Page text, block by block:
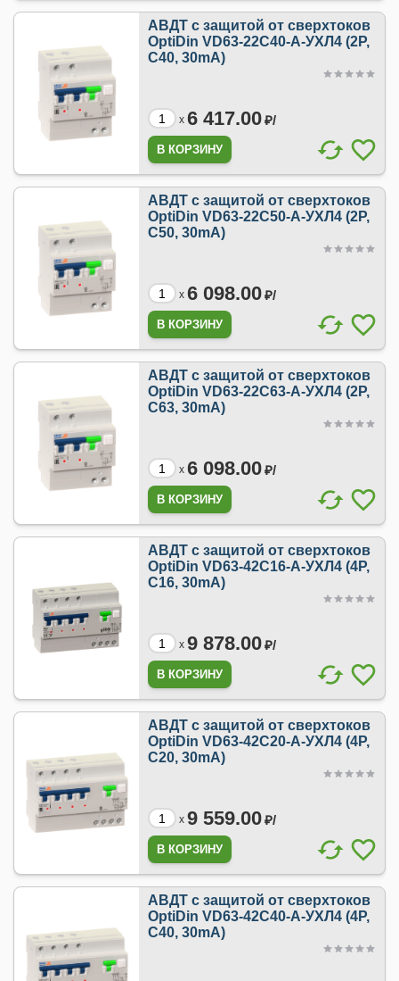
АВДТ с защитой от сверхтоков
OptiDin VD63-22C40-A-УХЛ4 (2P,
C40, 30mA)
x 6 417.00₽/
АВДТ с защитой от сверхтоков
OptiDin VD63-22C50-A-УХЛ4 (2P,
C50, 30mA)
x 6 098.00₽/
АВДТ с защитой от сверхтоков
OptiDin VD63-22C63-A-УХЛ4 (2P,
C63, 30mA)
x 6 098.00₽/
АВДТ с защитой от сверхтоков
OptiDin VD63-42C16-A-УХЛ4 (4P,
C16, 30mA)
x 9 878.00₽/
АВДТ с защитой от сверхтоков
OptiDin VD63-42C20-A-УХЛ4 (4P,
C20, 30mA)
x 9 559.00₽/
АВДТ с защитой от сверхтоков
OptiDin VD63-42C40-A-УХЛ4 (4P,
C40, 30mA)